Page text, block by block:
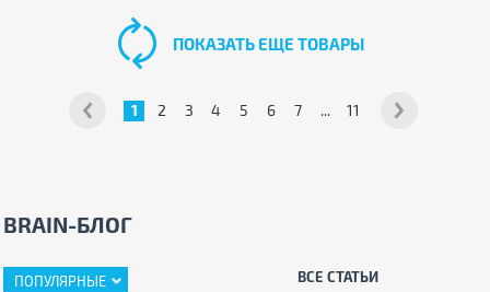
1 2 3 4 5 6 7 ... 11
ПОКАЗАТЬ ЕЩЕ ТОВАРЫ
BRAIN-БЛОГ
ПОПУЛЯРНЫЕ ВСЕ СТАТЬИ